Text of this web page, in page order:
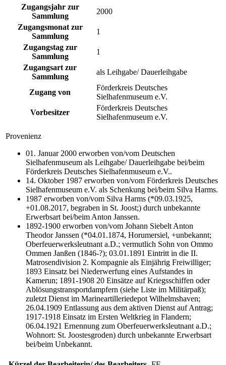
Zugangsjahr zur
Sammlung
2000
Zugangsmonat zur
Sammlung
1
Zugangstag zur
Sammlung
1
Zugangsart zur
Sammlung
als Leihgabe/ Dauerleihgabe
Zugang von
Förderkreis Deutsches
Sielhafenmuseum e.V.
Vorbesitzer
Förderkreis Deutsches
Sielhafenmuseum e.V.
Provenienz
01. Januar 2000 erworben von/vom Deutschen
Sielhafenmuseum als Leihgabe/ Dauerleihgabe bei/beim
Förderkreis Deutsches Sielhafenmuseum e.V..
14. Oktober 1987 erworben von/vom Förderkreis Deutsches
Sielhafenmuseum e.V. als Schenkung bei/beim Silva Harms.
1987 erworben von/vom Silva Harms (*09.03.1925,
+01.08.2017, begraben in St. Joost;) durch unbekannte
Erwerbsart bei/beim Anton Janssen.
1892-1900 erworben von/vom Johann Siebelt Anton
Theodor Janssen (*04.01.1874, Horumersiel, +unbekannt;
Oberfeuerwerksleutnant a.D.; vermutlich Sohn von Ommo
Ommen Janßen (1846-?); 03.01.1891 Eintritt in die II.
Matrosendivision 2. Kompagnie als Einjährig Freiwilliger;
1893 Einsatz bei Niederwerfung eines Aufstandes in
Kamerun; 1891-1908 20 Einsätze auf Kriegsschiffen oder
Ablösungstransportdampfern (siehe Liste im Militärpaß);
zuletzt Dienst im Marineartilleriedepot Wilhelmshaven;
26.04.1909 Entlassung aus dem aktiven Dienst auf Antrag;
1917-1918 Einsatz im Ersten Weltkrieg in Flandern;
06.04.1921 Ernennung zum Oberfeuerwerksleutnant a.D.;
Wohnort: St. Joostesgroden) durch unbekannte Erwerbsart
bei/beim Unbekannt.